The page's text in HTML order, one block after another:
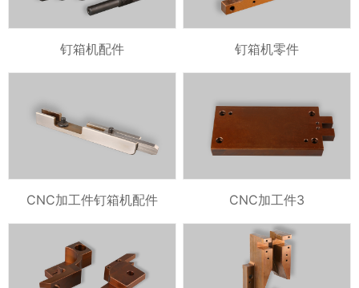
钉箱机配件 钉箱机零件
CNC加工件钉箱机配件 CNC加工件3